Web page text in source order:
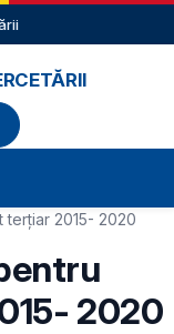
terțiar 2015- 2020
2020